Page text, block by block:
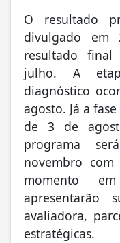
O resultado
divulgado
resultado
julho. A
diagnóstico
agosto. Já a
de 3 de
programa
novembro
momento
apresentarão
avaliadora,
estratégicas.